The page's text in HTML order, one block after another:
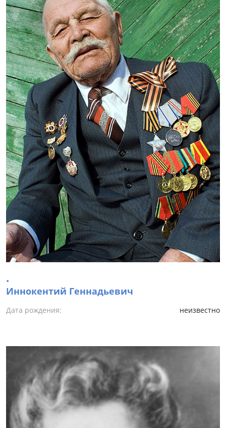
.
Иннокентий Геннадьевич
Дата рождения: неизвестно